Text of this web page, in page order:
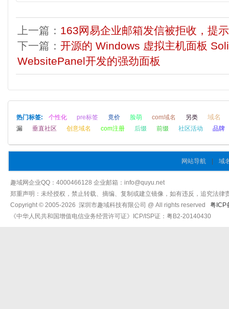
上一篇： 163网易企业邮箱发信被拒收，提
下一篇： 开源的 Windows 虚拟主机面板
WebsitePanel开发的强劲面板
热门标签: 个性化 pre标签 竟价 脸萌 com域名 另类 域名
漏 垂直社区 创意域名 com注册 后缀 前缀 社区活动 品牌
网站导航 域
趣域网企业QQ：4000466128 企业邮箱：info@quyu.net
郑重声明：未经授权，禁止转载、摘编、复制或建立镜像，如有违反，追究法律
Copyright © 2005-2026 深圳市趣域科技有限公司 @ All rights reserved 粤ICP
《中华人民共和国增值电信业务经营许可证》ICP/ISP证：粤B2-20140430